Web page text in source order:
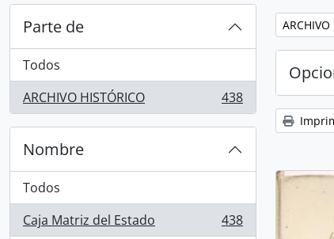
Parte de
Todos
ARCHIVO HISTÓRICO
, 438 resultados 438
Nombre
Todos
Caja Matriz del Estado
, 438 resultados
438
Remove
ARCHIVO